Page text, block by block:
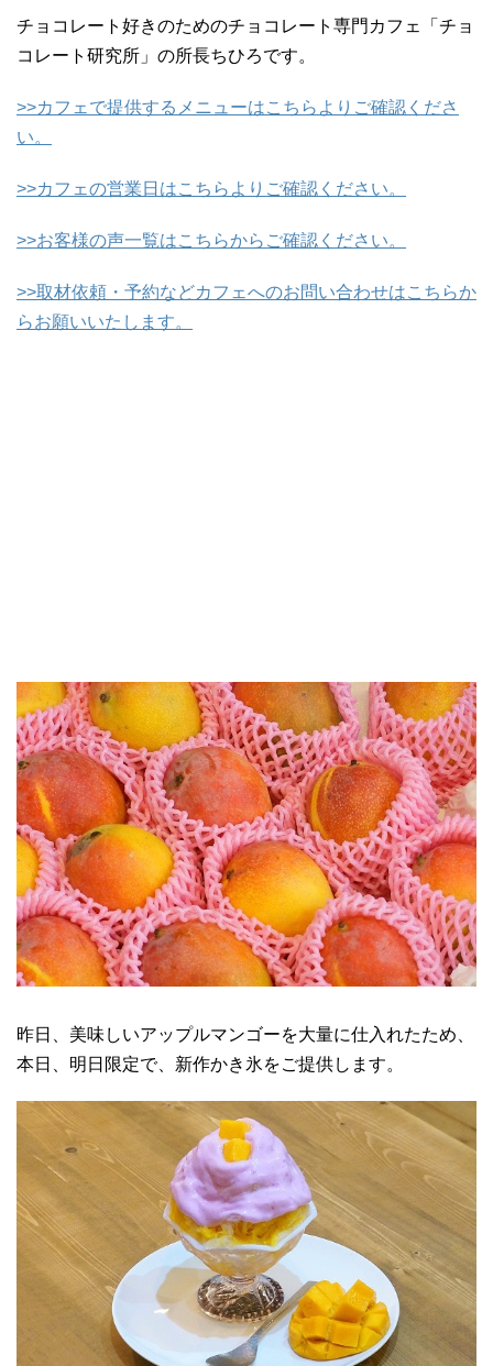
チョコレート好きのためのチョコレート専門カフェ「チョ
コレート研究所」の所長ちひろです。
>>カフェで提供するメニューはこちらよりご確認くださ
い。
>>カフェの営業日はこちらよりご確認ください。
>>お客様の声一覧はこちらからご確認ください。
>>取材依頼・予約などカフェへのお問い合わせはこちらか
らお願いいたします。
昨日、美味しいアップルマンゴーを大量に仕入れたため、
本日、明日限定で、新作かき氷をご提供します。